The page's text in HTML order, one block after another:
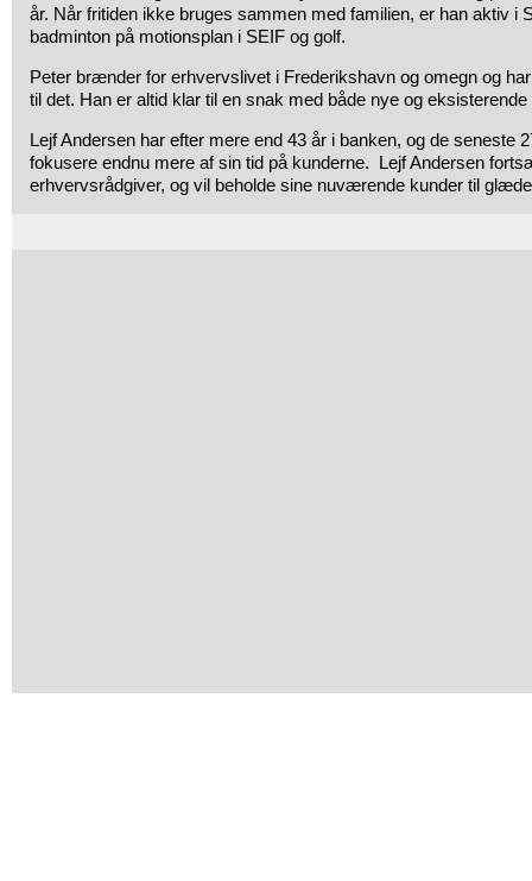
år. Når fritiden ikke bruges sammen med familien, er han aktiv i
badminton på motionsplan i SEIF og golf.
Peter brænder for erhvervslivet i Frederikshavn og omegn og
til det. Han er altid klar til en snak med både nye og eksisterende
Lejf Andersen har efter mere end 43 år i banken, og de seneste
fokusere endnu mere af sin tid på kunderne. Lejf Andersen
erhvervsrådgiver, og vil beholde sine nuværende kunder til